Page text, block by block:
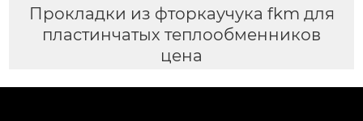
Прокладки из фторкаучука fkm для
пластинчатых теплообменников
цена